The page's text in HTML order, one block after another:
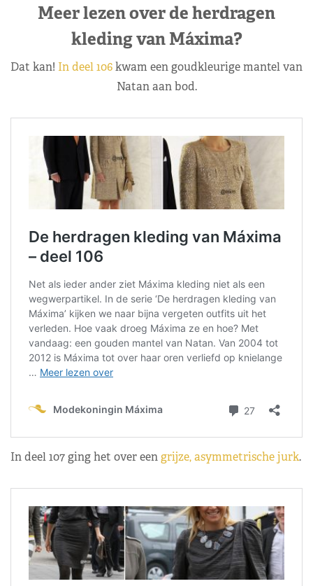
Meer lezen over de herdragen
kleding van Máxima?
Dat kan! In deel 106kwam een goudkleurige mantel van
Natan aan bod.
In deel 107 ging het over een grijze, asymmetrische jurk.